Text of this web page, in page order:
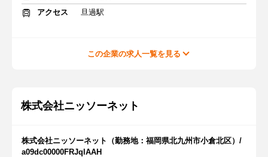
アクセス
旦過駅
この企業の求人一覧を見る
株式会社ニッソーネット
株式会社ニッソーネット（勤務地：福岡県北九州市小倉北区）/
a09dc00000FRJqlAAH